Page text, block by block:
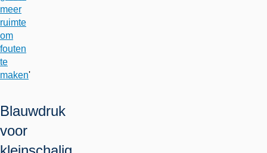
meer
ruimte
om
fouten
te
maken'
Blauwdruk
voor